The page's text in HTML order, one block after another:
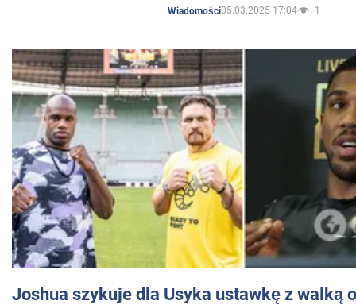
Wiadomości05.03.2025 17:04 1
Joshua szykuje dla Usyka ustawkę z walką